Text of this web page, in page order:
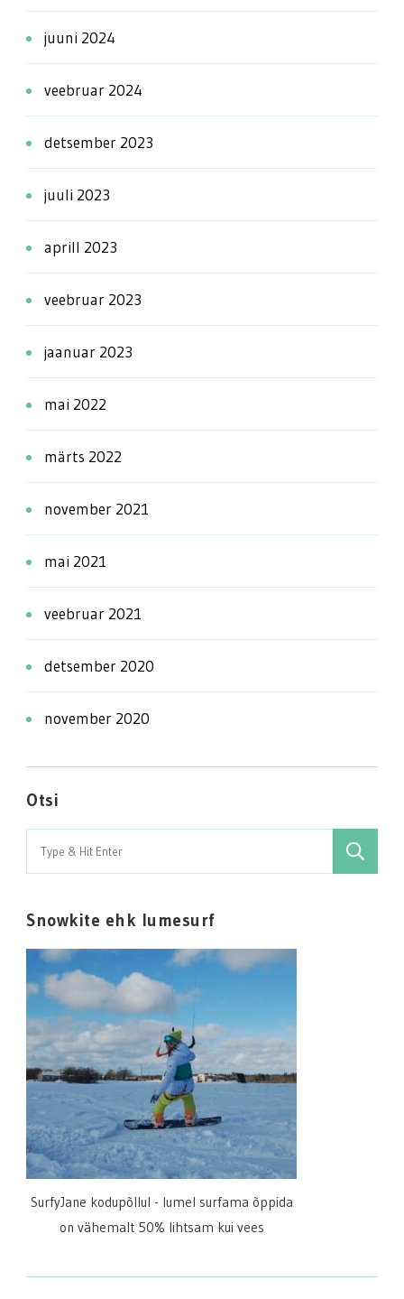
juuni 2024
veebruar 2024
detsember 2023
juuli 2023
aprill 2023
veebruar 2023
jaanuar 2023
mai 2022
märts 2022
november 2021
mai 2021
veebruar 2021
detsember 2020
november 2020
Otsi
for:
Snowkite ehk lumesurf
SurfyJane kodupõllul - lumel surfama õppida
on vähemalt 50% lihtsam kui vees